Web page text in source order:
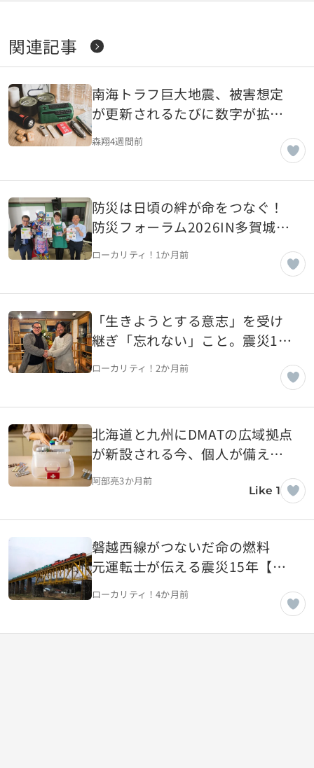
関連記事
南海トラフ巨大地震、被害想定
が更新されるたびに数字が拡大
するのはなぜなのか
森翔4週間前
防災は日頃の絆が命をつなぐ！
防災フォーラム2026IN多賀城突
撃取材レポート！【宮城県多賀
城市】
ローカリティ！ 1か月前
「生きようとする意志」を受け
継ぎ「忘れない」こと。震災15
年、ともしびプロジェクト×ロ
ーカリティ！対談企画【宮城県
ローカリティ！2か月前
北海道と九州にDMATの広域拠点
が新設される今、個人が備える
べき「災害医療の知識」
阿部亮3か月前
Like 1
磐越西線がつないだ命の燃料
元運転士が伝える震災15年【福
島県喜多方市】
ローカリティ！4か月前